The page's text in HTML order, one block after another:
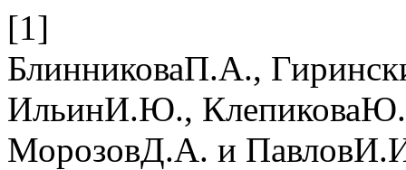
[1]
БлинниковаП.А.,
ИльинИ.Ю.,
МорозовД.А. и